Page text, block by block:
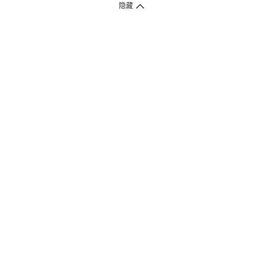
1. 送货到府（受卫生署条例规管产品除外 ）
隐藏